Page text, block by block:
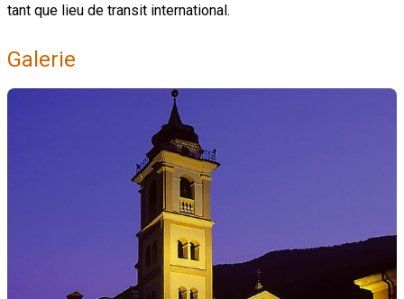
tant que lieu de transit international.
Galerie